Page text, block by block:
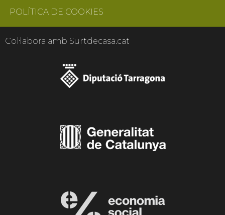
POLÍTICA DE COOKIES
Col·labora amb Surtdecasa.cat